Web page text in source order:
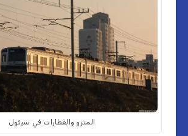
المترو والقطارات في سيئول